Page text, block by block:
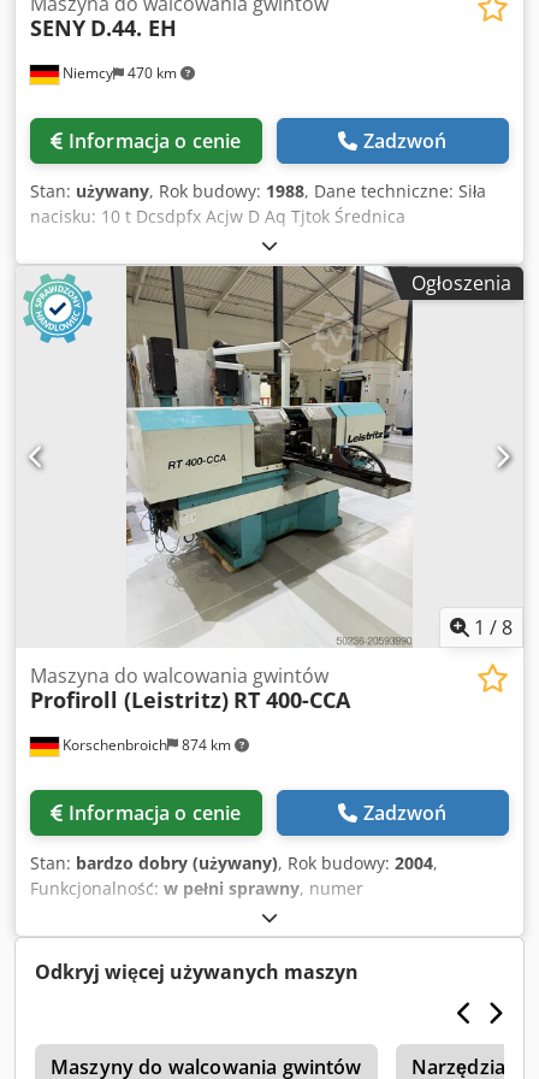
Niemcy 470 km
SENY D.44. EH
Informacja o cenie Zadzwoń
Stan: używany, Rok budowy: 1988, Dane techniczne: Siła
nacisku: 10 t Dcsdpfx Acjw D Aq Tjtok Średnica
obrabianego przedmiotu – maks.: 40 mm Długość gwintu:
70–80 mm Średnica obrabianego przedmiotu min./maks.: 3
/ 40 mm Prędkości obrotowe: 47–94 obr./min Prędkość
posuwu: 0,5 – 6 mm/s Skok roboczy: maks. 7 mm Całkowite
zapotrzebowanie na moc: 4,68 kW Waga maszyny ok.: 1,4 t
Wymiary maszyny: 1,4 x 1,4 x 1,7 S G W m Wymiary
hydrauliki: 0,8 x 1,2 m Napęd hydrauliczny ręczny i
automatyczny cykl regulowana prędkość obrotowa rolek
maks. średnica gwintu 40 mm, min. średnica gwintu 3 mm
maks. skok 3,5 mm, min. skok 1,75 mm szerokość rolki min.
80 mm, maks. 120 mm prędkość obrotowa wału 47–94
średnica wału rolek 40 różne rolki jako wyposażenie
Ogłoszenia
1 /8
Korschenbroich 874 km
Maszyna do walcowania gwintów
Profiroll (Leistritz) RT 400-CCA
Informacja o cenie Zadzwoń
Stan: bardzo dobry (używany), Rok budowy: 2004,
Funkcjonalność: w pełni sprawny, numer
, Gwintownica LEISTRITZ RT 400-
CCA Rok produkcji: 2004 / modernizacja sterowania 2019
Napięcie zasilania: 3x400 V Częstotliwość: 50 Hz Moc
znamionowa: 65 kW Zabezpieczenie główne: 125 A
Ciśnienie robocze: powietrze: 6 bar, olej: 270 bar Napięcie
sterowania: 24 VDC Maksymalna długość wału: 275 mm
Minimalna długość wału: 125 mm Maksymalna średnica
Odkryj więcej używanych maszyn
Maszyny do walcowania gwintów Narzędzia